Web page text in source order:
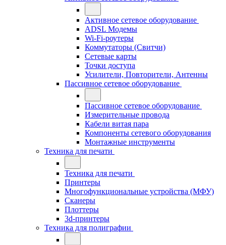
Активное сетевое оборудование
ADSL Модемы
Wi-Fi-роутеры
Коммутаторы (Свитчи)
Сетевые карты
Точки доступа
Усилители, Повторители, Антенны
Пассивное сетевое оборудование
Пассивное сетевое оборудование
Измерительные провода
Кабели витая пара
Компоненты сетевого оборудования
Монтажные инструменты
Техника для печати
Техника для печати
Принтеры
Многофункциональные устройства (МФУ)
Сканеры
Плоттеры
3d-принтеры
Техника для полиграфии